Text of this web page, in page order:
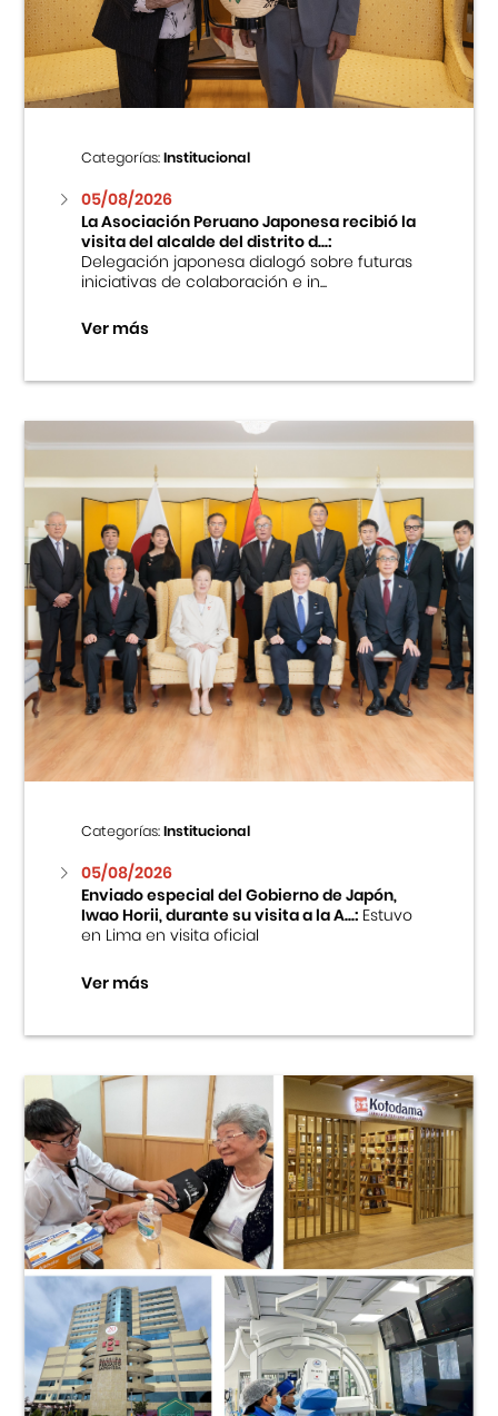
Centro Cultural Peruano Japonés
Cursos
Museo de la Inmigración Japonesa
Fondo Editorial
Teatro Peruano Japonés
Categorías:Institucional
05/08/2026
La Asociación Peruano Japonesa recibió la
visita del alcalde del distrito d...:
Delegación japonesa dialogó sobre futuras
iniciativas de colaboración e in...
Ver más
Categorías:Institucional
05/08/2026
Enviado especial del Gobierno de Japón,
Iwao Horii, durante su visita a la A...:Estuvo
en Lima en visita oficial
Ver más